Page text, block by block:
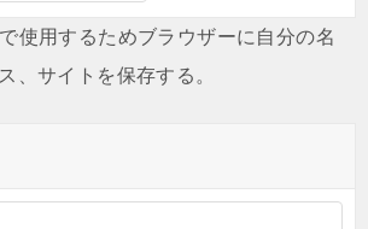
使用するためブラウザーに自分の名
、サイトを保存する。